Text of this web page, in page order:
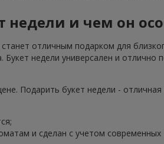
недели и чем он
отличным подарком для
недели универсален и
Подарить букет недели -
и сделан с учетом современных